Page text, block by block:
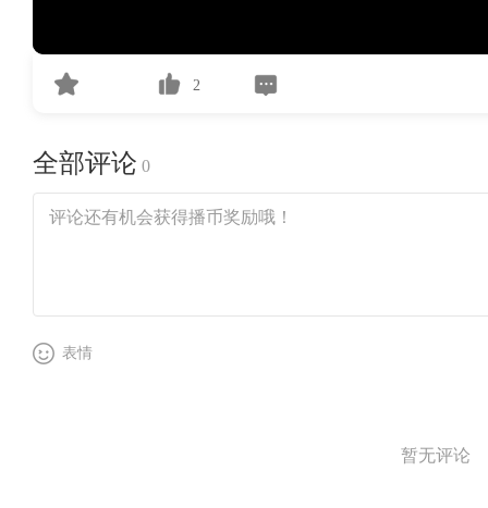
2
全部评论 0
表情
暂无评论